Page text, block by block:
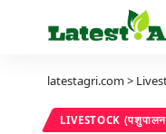
latestagri.com>
LIVESTOCK